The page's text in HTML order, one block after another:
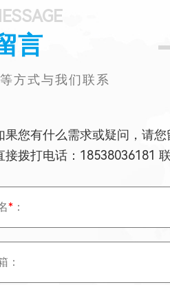
言
方式与我们联系
果您有什么需求或疑问，请
接拨打电话：18538036181 联
* ：
：